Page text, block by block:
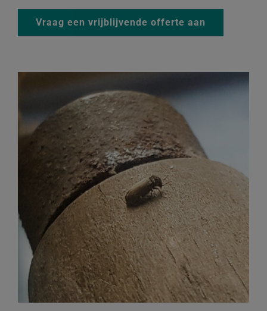
Vraag een vrijblijvende offerte aan